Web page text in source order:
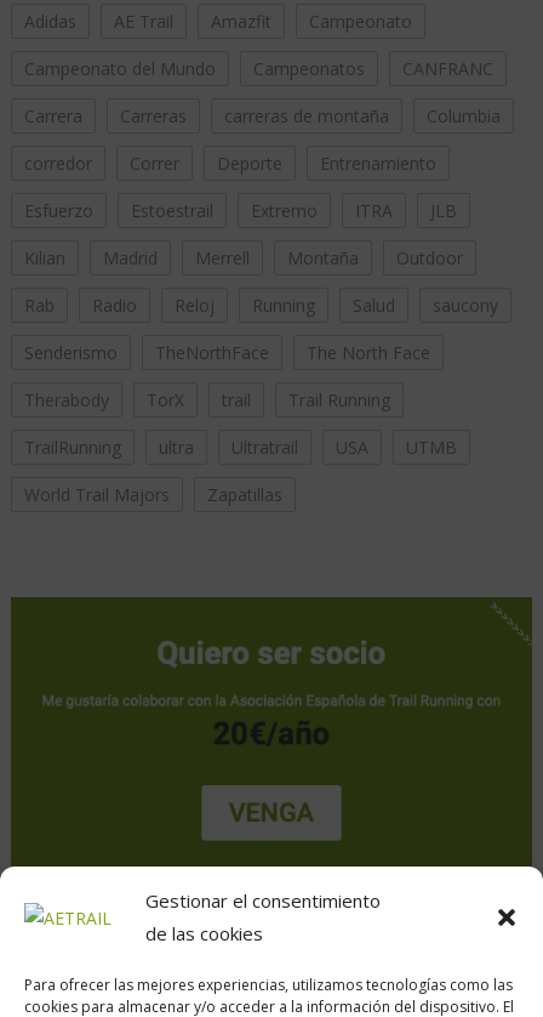
Gestionar el consentimiento
de las cookies
Para ofrecer las mejores experiencias, utilizamos tecnologías como las
cookies para almacenar y/o acceder a la información del dispositivo. El
Adidas AE Trail Amazfit Campeonato
Campeonato del Mundo Campeonatos CANFRANC
Carrera Carreras carreras de montaña Columbia
corredor Correr Deporte Entrenamiento
Esfuerzo Estoestrail Extremo ITRA JLB
Kilian Madrid Merrell Montaña Outdoor
Rab Radio Reloj Running Salud saucony
Senderismo TheNorthFace The North Face
Therabody TorX trail Trail Running
TrailRunning ultra Ultratrail USA UTMB
World Trail Majors Zapatillas